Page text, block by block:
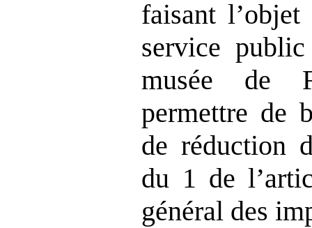
faisant l’objet
service
musée de
permettre de
de réduction
du 1 de
général des